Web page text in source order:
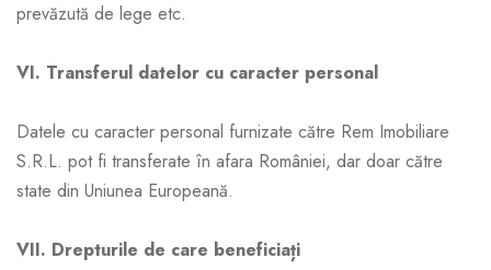
prevăzută de lege etc.
VI. Transferul datelor cu caracter personal
Datele cu caracter personal furnizate către Rem Imobiliare
S.R.L. pot fi transferate în afara României, dar doar către
state din Uniunea Europeană.
VII. Drepturile de care beneficiați